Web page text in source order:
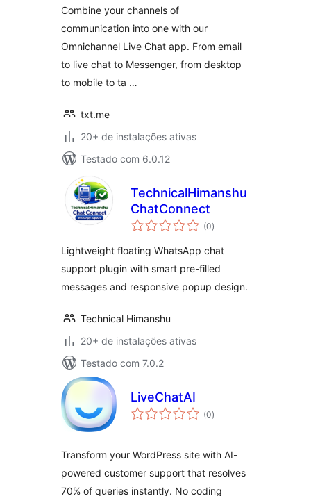
and Outgoing Email
Combine your channels of
communication into one with our
Omnichannel Live Chat app. From email
to live chat to Messenger, from desktop
to mobile to ta …
txt.me
20+ de instalações ativas
Testado com 6.0.12
TechnicalHimanshu
ChatConnect
(0total
de
)
Lightweight floating WhatsApp chat
support plugin with smart pre-filled
messages and responsive popup design.
Technical Himanshu
20+ de instalações ativas
Testado com 7.0.2
LiveChatAI
(0total
de
)
Transform your WordPress site with AI-
powered customer support that resolves
70% of queries instantly. No coding